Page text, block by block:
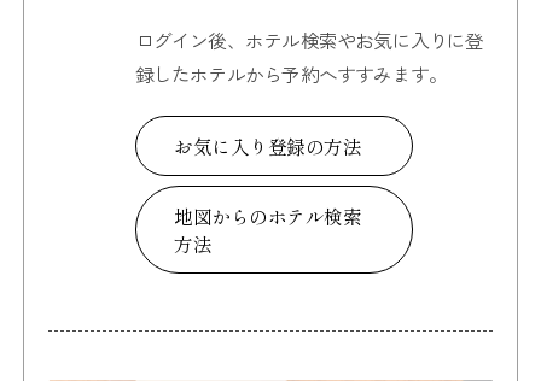
ログイン後、ホテル検索やお気に入りに登
録したホテルから予約へすすみます。
お気に入り登録の方法
地図からのホテル検索
方法